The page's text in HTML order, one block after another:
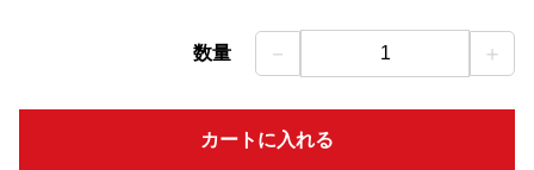
数量 － 1 ＋
カートに入れる